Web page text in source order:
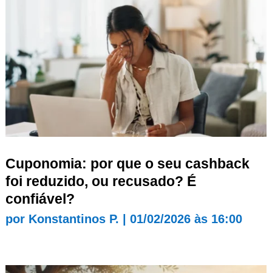
Cuponomia: por que o seu cashback
foi reduzido, ou recusado? É
confiável?
por Konstantinos P. 01/02/2026 às 16:00